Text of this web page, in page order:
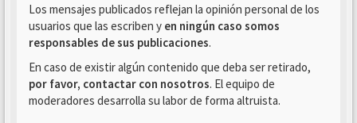
Los mensajes publicados reflejan la opinión personal de los
usuarios que las escriben y en ningún caso somos
responsables de sus publicaciones.
En caso de existir algún contenido que deba ser retirado,
por favor, contactar con nosotros. El equipo de
moderadores desarrolla su labor de forma altruista.